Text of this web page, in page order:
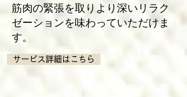
筋肉の緊張を取りより深いリラク
ゼーションを味わっていただけま
す。
サービス詳細はこちら